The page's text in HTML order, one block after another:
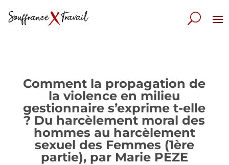
Comment la propagation de
la violence en milieu
gestionnaire s’exprime t-elle
? Du harcèlement moral des
hommes au harcèlement
sexuel des Femmes (1ère
partie), par Marie PEZE